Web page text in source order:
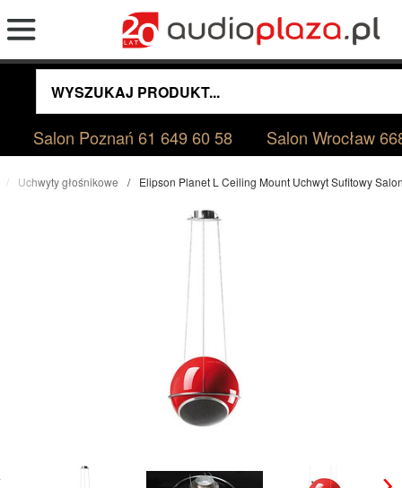
Salon Poznań61 649 60 58 Salon Wrocław
Uchwyty głośnikowe Elipson Planet L Ceiling Mount Uchwyt Sufitowy